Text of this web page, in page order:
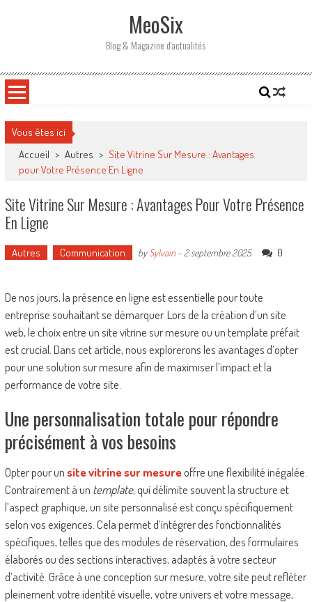
MeoSix
Blog & Magazine d'actualités
Vous êtes ici
Accueil > Autres > Site Vitrine Sur Mesure : Avantages
pour Votre Présence En Ligne
Site Vitrine Sur Mesure : Avantages Pour Votre Présence
En Ligne
Autres Communication bySylvain- 2 septembre 2025 0
De nos jours, la présence en ligne est essentielle pour toute
entreprise souhaitant se démarquer. Lors de la création d’un site
web, le choix entre un site vitrine sur mesure ou un template préfait
est crucial. Dans cet article, nous explorerons les avantages d’opter
pour une solution sur mesure afin de maximiser l’impact et la
performance de votre site.
Une personnalisation totale pour répondre
précisément à vos besoins
Opter pour unsite vitrine sur mesureoffre une flexibilité inégalée.
Contrairement à un template, qui délimite souvent la structure et
l’aspect graphique, un site personnalisé est conçu spécifiquement
selon vos exigences. Cela permet d’intégrer des fonctionnalités
spécifiques, telles que des modules de réservation, des formulaires
élaborés ou des sections interactives, adaptés à votre secteur
d’activité. Grâce à une conception sur mesure, votre site peut refléter
pleinement votre identité visuelle, votre univers et votre message,